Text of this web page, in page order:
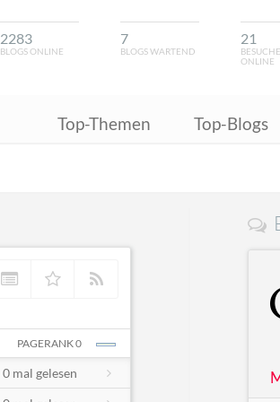
2283
BLOGS ONLINE
7
BLOGS WARTEND
21
ONLINE
Top-Themen Top-Blogs
PAGERANK 0
0 mal gelesen